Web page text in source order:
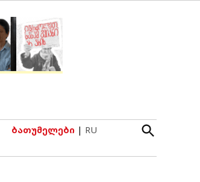
ბათუმელები | RU
Open
Search